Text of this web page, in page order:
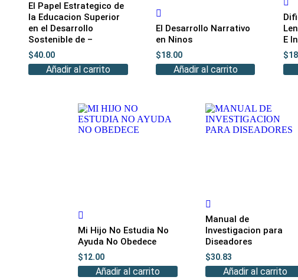
El Papel Estrategico de
la Educacion Superior
en el Desarrollo
Sostenible de –
$40.00
Añadir al carrito
El Desarrollo Narrativo
en Ninos
$18.00
Añadir al carrito
E
$
Mi Hijo No Estudia No
Ayuda No Obedece
$12.00
Añadir al carrito
Manual de
Investigacion para
Diseadores
$30.83
Añadir al carrito